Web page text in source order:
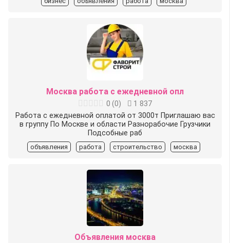
Москва работа с ежедневной опл
0 (0)
1 837
Работа с ежедневной оплатой от 3000т Приглашаю вас
в группу По Москве и области Разнорабочие Грузчики
Подсобные раб
объявления работа строительство москва
Объявления москва